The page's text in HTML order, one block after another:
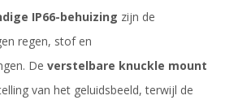
IP66-behuizing zijn de
regen, stof en
De verstelbare knuckle mount
van het geluidsbeeld, terwijl de